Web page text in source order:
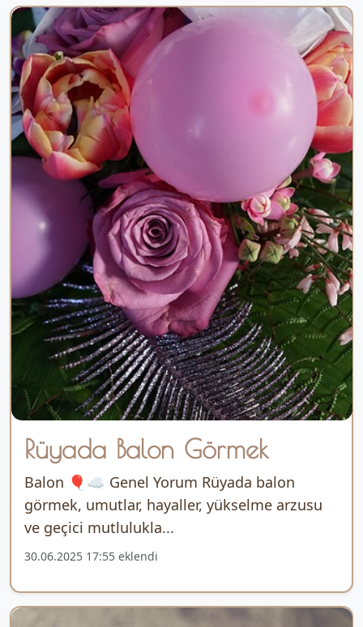
Rüyada Balon Görmek
Balon 🎈☁️ Genel Yorum Rüyada balon
görmek, umutlar, hayaller, yükselme arzusu
ve geçici mutlulukla...
30.06.2025 17:55 eklendi